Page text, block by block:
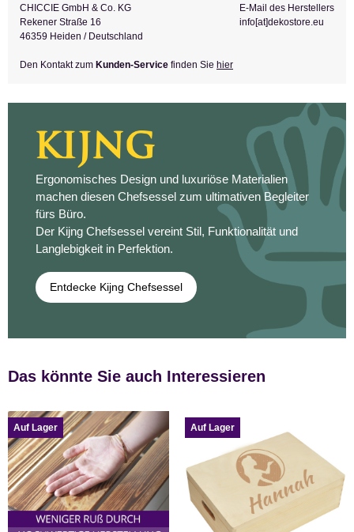
CHICCIE GmbH & Co. KG
Rekener Straße 16
46359 Heiden / Deutschland
E-Mail des Herstellers
info[at]dekostore.eu
Den Kontakt zum Kunden-Service finden Sie hier
Ergonomisches Design und luxuriöse Materialien
machen diesen Chefsessel zum ultimativen Begleiter
fürs Büro.
Der Kijng Chefsessel vereint Stil, Funktionalität und
Langlebigkeit in Perfektion.
Entdecke Kijng Chefsessel
Das könnte Sie auch Interessieren
Auf Lager Auf Lager